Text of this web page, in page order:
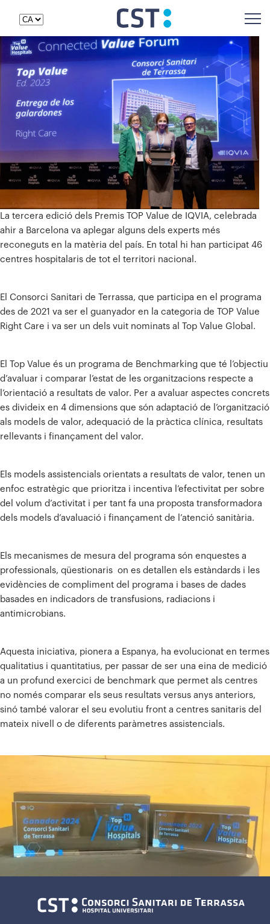
La tercera edició dels Premis TOP Value de IQVIA, celebrada
ahir a Barcelona va aplegar alguns dels experts més
reconeguts en la matèria del país. En total hi han participat 46
centres hospitalaris de tot el territori nacional.
El Consorci Sanitari de Terrassa, que participa en el programa
des de 2021 va ser el guanyador en la categoria de TOP Value
Right Care i va ser un dels vuit nominats al Top Value Global.
El Top Value és un programa de Benchmarking que té l’objectiu
d’avaluar i comparar l’estat de les organitzacions respecte a
l’orientació a resultats de valor. Per a avaluar aspectes concrets
es divideix en 4 dimensions que són adaptació de l’organització
als models de valor, adequació de la pràctica clínica, resultats
rellevants i finançament del valor.
Els models assistencials orientats a resultats de valor, tenen un
enfoc estratègic que prioritza i incentiva l’efectivitat per sobre
del volum d’activitat i per tant fa una proposta transformadora
dels models d’avaluació i finançament de l’atenció sanitària.
Els mecanismes de mesura del programa són enquestes a
professionals, qüestionaris on es detallen els estàndards i les
evidències de compliment del programa i bases de dades
basades en indicadors de transfusions, radiacions i
antimicrobians.
Aquesta iniciativa, pionera a Espanya, ha evolucionat en termes
qualitatius i quantitatius, per passar de ser una eina de medició
a un profund exercici de benchmark que permet als centres
no només comparar els seus resultats versus anys anteriors,
sinó també valorar el seu evolutiu front a centres sanitaris del
mateix nivell o de diferents paràmetres assistencials.